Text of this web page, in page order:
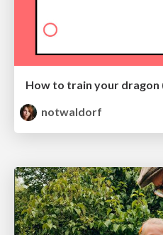
How to train your dragon
notwaldorf